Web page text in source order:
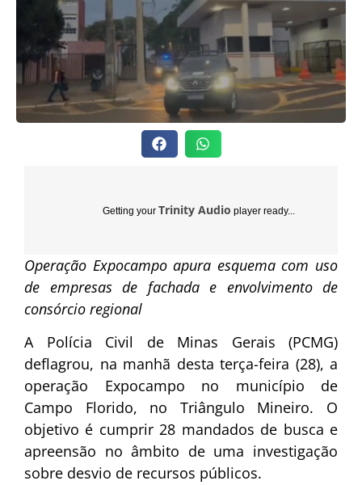
Getting your Trinity Audio player ready...
Operação Expocampo apura esquema com uso
de empresas de fachada e envolvimento de
consórcio regional
A Polícia Civil de Minas Gerais (PCMG)
deflagrou, na manhã desta terça-feira (28), a
operação Expocampo no município de
Campo Florido, no Triângulo Mineiro. O
objetivo é cumprir 28 mandados de busca e
apreensão no âmbito de uma investigação
sobre desvio de recursos públicos.